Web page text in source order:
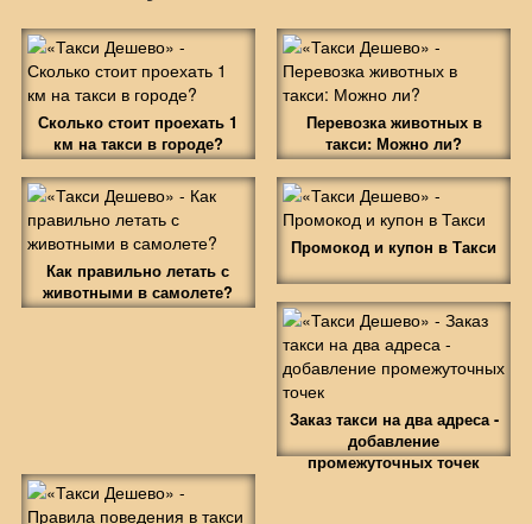
Сколько стоит проехать 1
км на такси в городе?
Перевозка животных в
такси: Можно ли?
Как правильно летать с
животными в самолете?
Промокод и купон в Такси
Заказ такси на два адреса -
добавление
промежуточных точек